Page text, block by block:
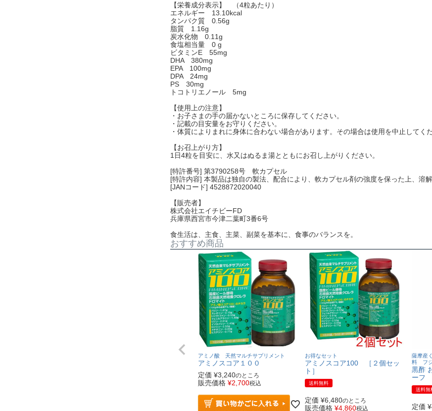
【栄養成分表示】 （4粒あたり）
エネルギー 13.10kcal
タンパク質 0.56g
脂質 1.16g
炭水化物 0.11g
食塩相当量 0 g
ビタミンE 55mg
DHA 380mg
EPA 100mg
DPA 24mg
PS 30mg
トコトリエノール 5mg
【使用上の注意】
・お子さまの手の届かないところに保存してください。
・記載の目安量をお守りください。
・体質によりまれに身体に合わない場合があります。その場合は使用を中止してくだ
【お召上がり方】
1日4粒を目安に、水又はぬるま湯とともにお召し上がりください。
[特許番号] 第3790258号 軟カプセル
[特許内容] 本製品は独自の製法、配合により、軟カプセル剤の強度を保った上、溶
[JANコード] 4528872020040
【販売者】
株式会社エイチビーFD
兵庫県西宮市今津二葉町3番6号
食生活は、主食、主菜、副菜を基本に、食事のバランスを。
おすすめ商品
アミノ酸 天然マルチサプリメント
アミノスコア１００
定価 ¥3,240のところ
販売価格 ¥2,700税込
お得なセット
アミノスコア100 ［２個セッ
ト］
送料無料
定価 ¥6,480のところ
販売価格 ¥4,860税込
薩摩産
料 フ
黒酢
ーフ
送料無
定価 ¥